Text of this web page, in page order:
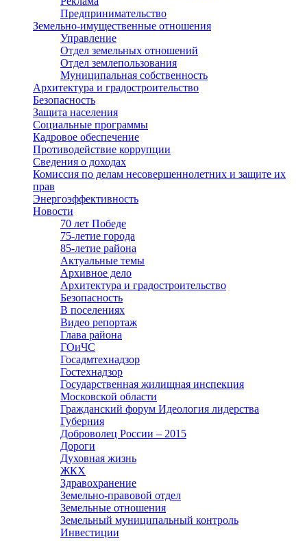
Предпринимательство
Земельно-имущественные отношения
Управление
Отдел земельных отношений
Отдел землепользования
Муниципальная собственность
Архитектура и градостроительство
Безопасность
Защита населения
Социальные программы
Кадровое обеспечение
Противодействие коррупции
Сведения о доходах
Комиссия по делам несовершеннолетних и защите их
прав
Энергоэффективность
Новости
70 лет Победе
75-летие города
85-летие района
Актуальные темы
Архивное дело
Архитектура и градостроительство
Безопасность
В поселениях
Видео репортаж
Глава района
ГОиЧС
Госадмтехнадзор
Гостехнадзор
Государственная жилищная инспекция
Московской области
Гражданский форум Идеология лидерства
Губерния
Доброволец России – 2015
Дороги
Духовная жизнь
ЖКХ
Здравохранение
Земельно-правовой отдел
Земельные отношения
Земельный муниципальный контроль
Инвестиции